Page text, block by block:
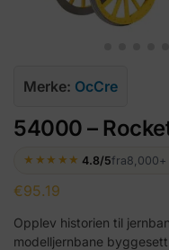
Merke: OcCre
54000 –
★★★★★ 4.8/5fra8,000+
€95.19
Opplev historien til
modelljernbane